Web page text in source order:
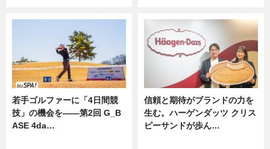
若手ゴルファーに「4日間競
技」の機会を——第2回 G_B
ASE 4da…
信頼と期待がブランドの力を
生む。ハーゲンダッツ クリス
ピーサンドが歩ん…